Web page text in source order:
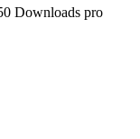
Downloads pro